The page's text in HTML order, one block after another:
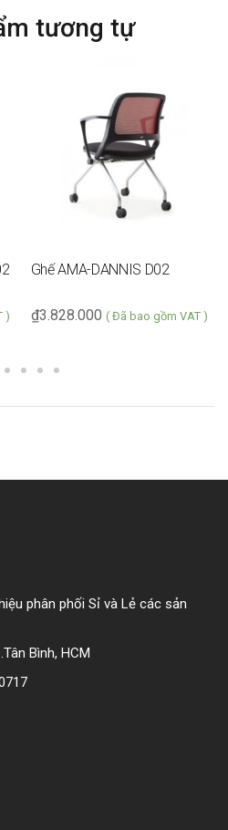
tương tự
)
Ghế AMA-DANNIS D02
3.828.000
₫ ( Đã bao gồm VAT )
phân phối Sỉ và Lẻ các sản
Bình, HCM